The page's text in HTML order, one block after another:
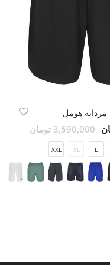
هومل
3,590,000 تومان
L
XL
XXL